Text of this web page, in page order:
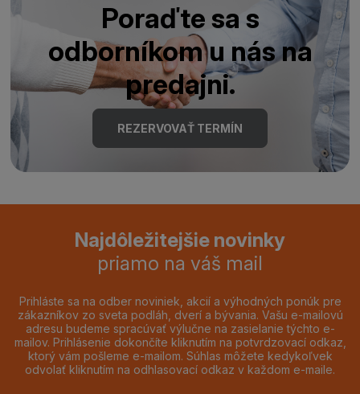
Poraďte sa s
odborníkom u nás na
predajni.
REZERVOVAŤ TERMÍN
Najdôležitejšie novinky
priamo na váš mail
Prihláste sa na odber noviniek, akcií a výhodných ponúk pre
zákazníkov zo sveta podláh, dverí a bývania. Vašu e-mailovú
adresu budeme spracúvať výlučne na zasielanie týchto e-
mailov. Prihlásenie dokončíte kliknutím na potvrdzovací odkaz,
ktorý vám pošleme e-mailom. Súhlas môžete kedykoľvek
odvolať kliknutím na odhlasovací odkaz v každom e-maile.